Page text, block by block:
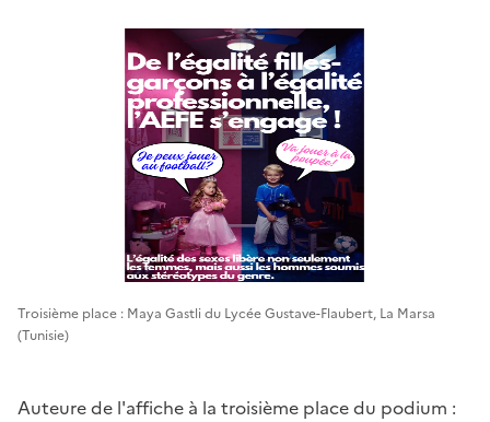
Troisième place : Maya Gastli du Lycée Gustave-Flaubert, La Marsa
(Tunisie)
Auteure de l'affiche à la troisième place du podium :